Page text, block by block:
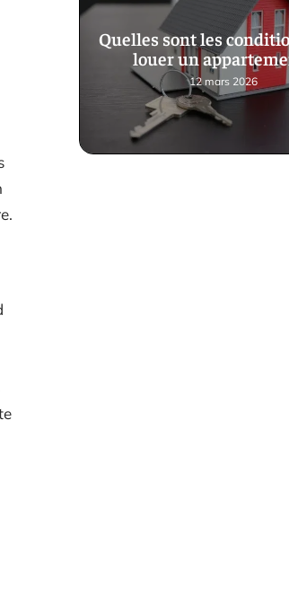
Quelles sont les
louer un
12 mars 2026